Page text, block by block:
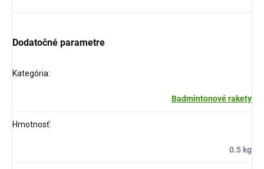
Dodatočné parametre
Kategória:
Badmintonové rakety
Hmotnosť:
0.5 kg